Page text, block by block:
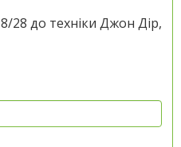
28 до техніки Джон Дір,